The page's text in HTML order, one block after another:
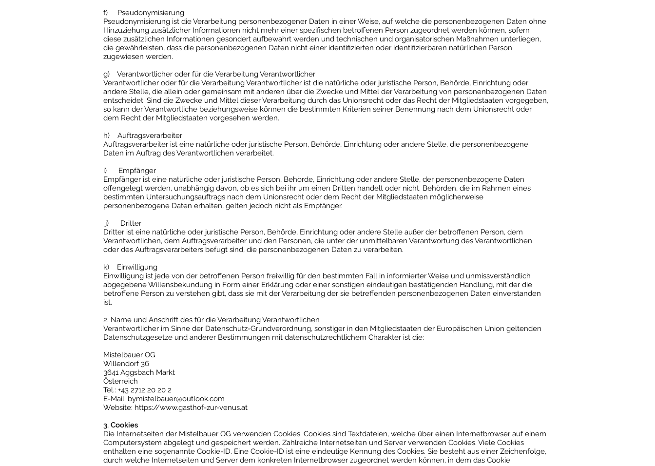
f) Pseudonymisierung
Pseudonymisierung ist die Verarbeitung personenbezogener Daten in einer Weise, auf welche die personenbezogenen Daten ohne
Hinzuziehung zusätzlicher Informationen nicht mehr einer spezifischen betroffenen Person zugeordnet werden können, sofern
diese zusätzlichen Informationen gesondert aufbewahrt werden und technischen und organisatorischen Maßnahmen unterliegen,
die gewährleisten, dass die personenbezogenen Daten nicht einer identifizierten oder identifizierbaren natürlichen Person
zugewiesen werden.
g) Verantwortlicher oder für die Verarbeitung Verantwortlicher
Verantwortlicher oder für die Verarbeitung Verantwortlicher ist die natürliche oder juristische Person, Behörde, Einrichtung oder
andere Stelle, die allein oder gemeinsam mit anderen über die Zwecke und Mittel der Verarbeitung von personenbezogenen Daten
entscheidet. Sind die Zwecke und Mittel dieser Verarbeitung durch das Unionsrecht oder das Recht der Mitgliedstaaten vorgegeben,
so kann der Verantwortliche beziehungsweise können die bestimmten Kriterien seiner Benennung nach dem Unionsrecht oder
dem Recht der Mitgliedstaaten vorgesehen werden.
h) Auftragsverarbeiter
Auftragsverarbeiter ist eine natürliche oder juristische Person, Behörde, Einrichtung oder andere Stelle, die personenbezogene
Daten im Auftrag des Verantwortlichen verarbeitet.
i) Empfänger
Empfänger ist eine natürliche oder juristische Person, Behörde, Einrichtung oder andere Stelle, der personenbezogene Daten
offengelegt werden, unabhängig davon, ob es sich bei ihr um einen Dritten handelt oder nicht. Behörden, die im Rahmen eines
bestimmten Untersuchungsauftrags nach dem Unionsrecht oder dem Recht der Mitgliedstaaten möglicherweise
personenbezogene Daten erhalten, gelten jedoch nicht als Empfänger.
j) Dritter
Dritter ist eine natürliche oder juristische Person, Behörde, Einrichtung oder andere Stelle außer der betroffenen Person, dem
Verantwortlichen, dem Auftragsverarbeiter und den Personen, die unter der unmittelbaren Verantwortung des Verantwortlichen
oder des Auftragsverarbeiters befugt sind, die personenbezogenen Daten zu verarbeiten.
k) Einwilligung
Einwilligung ist jede von der betroffenen Person freiwillig für den bestimmten Fall in informierter Weise und unmissverständlich
abgegebene Willensbekundung in Form einer Erklärung oder einer sonstigen eindeutigen bestätigenden Handlung, mit der die
betroffene Person zu verstehen gibt, dass sie mit der Verarbeitung der sie betreffenden personenbezogenen Daten einverstanden
ist.
2. Name und Anschrift des für die Verarbeitung Verantwortlichen
Verantwortlicher im Sinne der Datenschutz-Grundverordnung, sonstiger in den Mitgliedstaaten der Europäischen Union geltenden
Datenschutzgesetze und anderer Bestimmungen mit datenschutzrechtlichem Charakter ist die:
Mistelbauer OG
Willendorf 36
3641 Aggsbach Markt
Österreich
Tel.: +43 2712 20 20 2
E-Mail: bymistelbauer@outlook.com
Website: https://www.gasthof-zur-venus.at
3. Cookies
Die Internetseiten der Mistelbauer OG verwenden Cookies. Cookies sind Textdateien, welche über einen Internetbrowser auf einem
Computersystem abgelegt und gespeichert werden. Zahlreiche Internetseiten und Server verwenden Cookies. Viele Cookies
enthalten eine sogenannte Cookie-ID. Eine Cookie-ID ist eine eindeutige Kennung des Cookies. Sie besteht aus einer Zeichenfolge,
durch welche Internetseiten und Server dem konkreten Internetbrowser zugeordnet werden können, in dem das Cookie